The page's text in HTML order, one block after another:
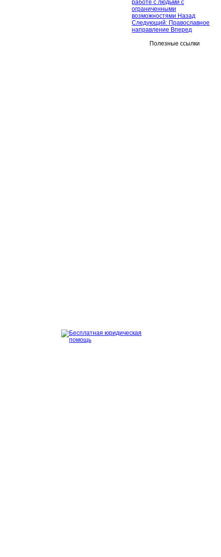
работе с людьми с
ограниченными
возможностями Назад
Следующий: Православное
направление Вперед
Полезные ссылки